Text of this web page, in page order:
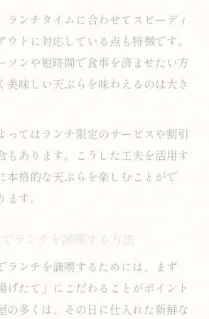
ランチタイムに合わせてスピーディ
トに対応している点も特徴です。
ソンや短時間で食事を済ませたい方
美味しい天ぷらを味わえるのは大き
ってはランチ限定のサービスや割引
もあります。こうした工夫を活用す
本格的な天ぷらを楽しむことがで
す。
ランチを満喫する方法
ランチを満喫するためには、まず
げたて」にこだわることがポイント
の多くは、その日に仕入れた新鮮な